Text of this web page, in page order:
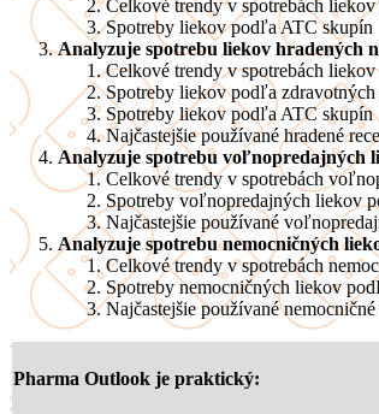
Celkové trendy v spotrebách
Spotreby liekov podľa ATC skupín
Analyzuje spotrebu liekov hradených
Celkové trendy v spotrebách liekov
Spotreby liekov podľa
Spotreby liekov podľa ATC skupín
Najčastejšie používané hradené
Analyzuje spotrebu voľnopredajných
Celkové trendy v spotrebách
Spotreby voľnopredajných liekov
Najčastejšie používané
Analyzuje spotrebu nemocničných
Celkové trendy v spotrebách
Spotreby nemocničných liekov
Najčastejšie používané
Pharma Outlook je praktický: